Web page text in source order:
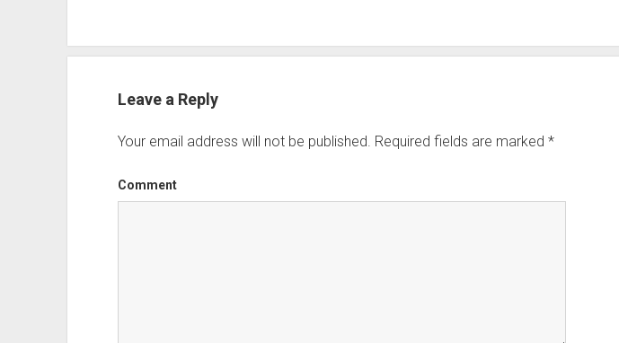
Leave a Reply
Your email address will not be published. Required fields are marked *
Comment